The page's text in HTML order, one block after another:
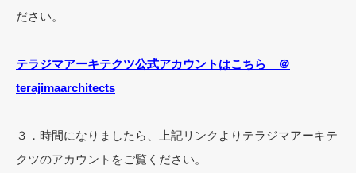
ださい。
テラジマアーキテクツ公式アカウントはこちら ＠
terajimaarchitects
３．時間になりましたら、上記リンクよりテラジマアーキテ
クツのアカウントをご覧ください。